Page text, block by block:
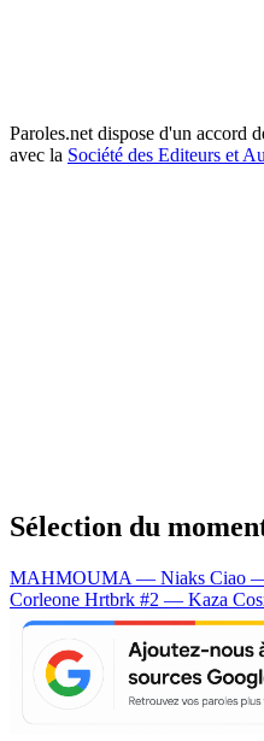
Paroles.net dispose d'un accord
avec la Société des Editeurs et
Sélection du
MAHMOUMA — Niaks Ciao
Corleone Hrtbrk #2 — Kaza